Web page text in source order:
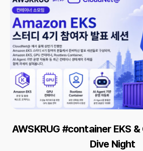
AWSKRUG #container EKS
Dive Night